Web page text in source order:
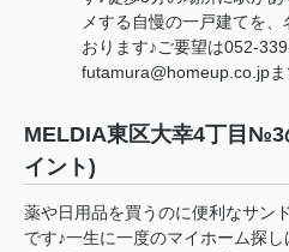
メする自慢の一戸建てを
おります♪ご要望は052-
futamura@homeup.co.jp
MELDIA東区大幸4丁目№3
イント)
薬や日用品を買うのに便利なサン
です♪一生に一度のマイホーム探